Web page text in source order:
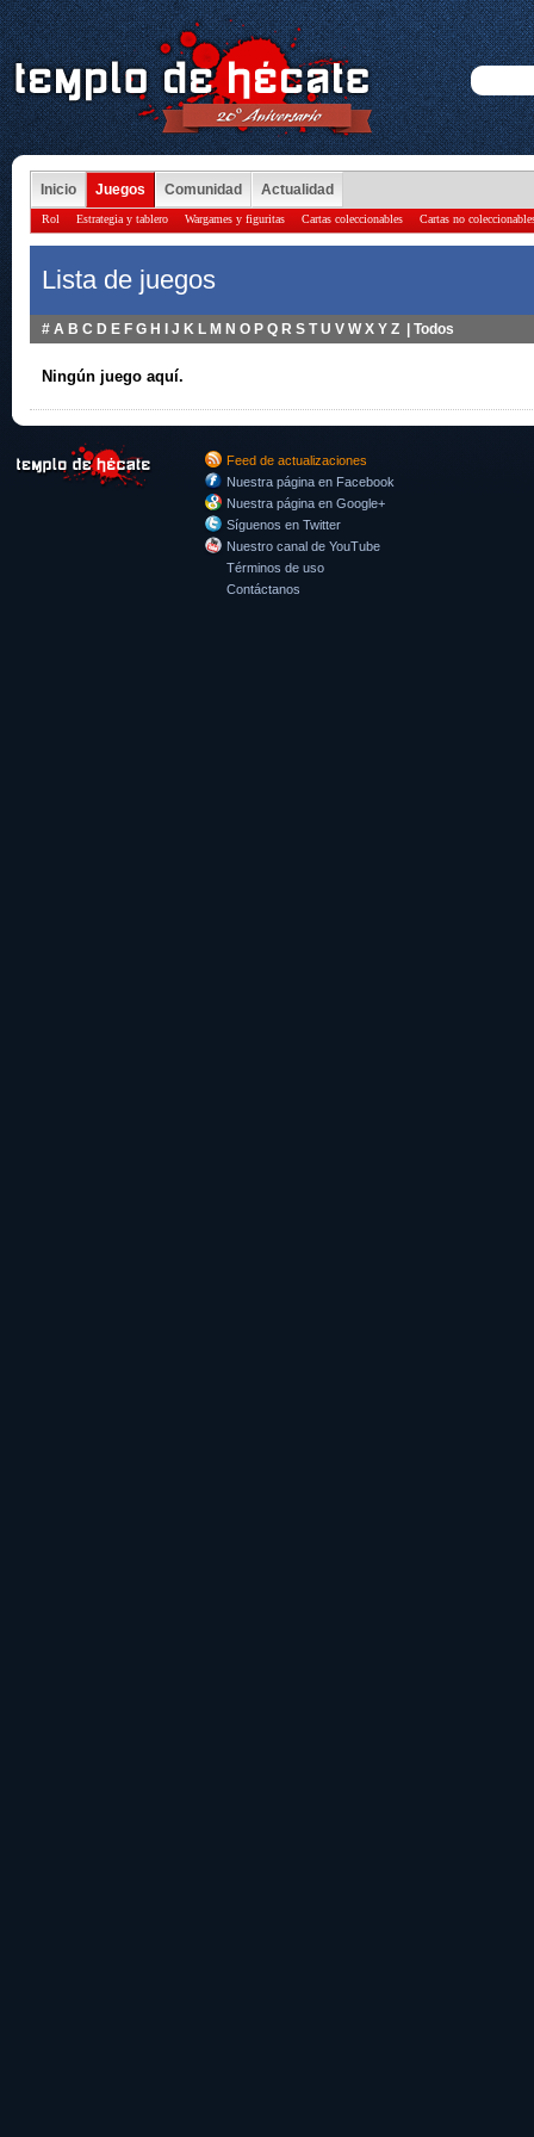
Inicio Juegos Comunidad Actualidad
Rol Estrategia y tablero Wargames y figuritas Cartas coleccionables Cartas no
Lista de juegos
# A B C D E F G H J K L M N O P Q R S T U V W X Y Z Todos
Ningún juego aquí.
Feed de actualizaciones
Nuestra página en Facebook
Nuestra página en Google+
Síguenos en Twitter
Nuestro canal de YouTube
Términos de uso
Contáctanos